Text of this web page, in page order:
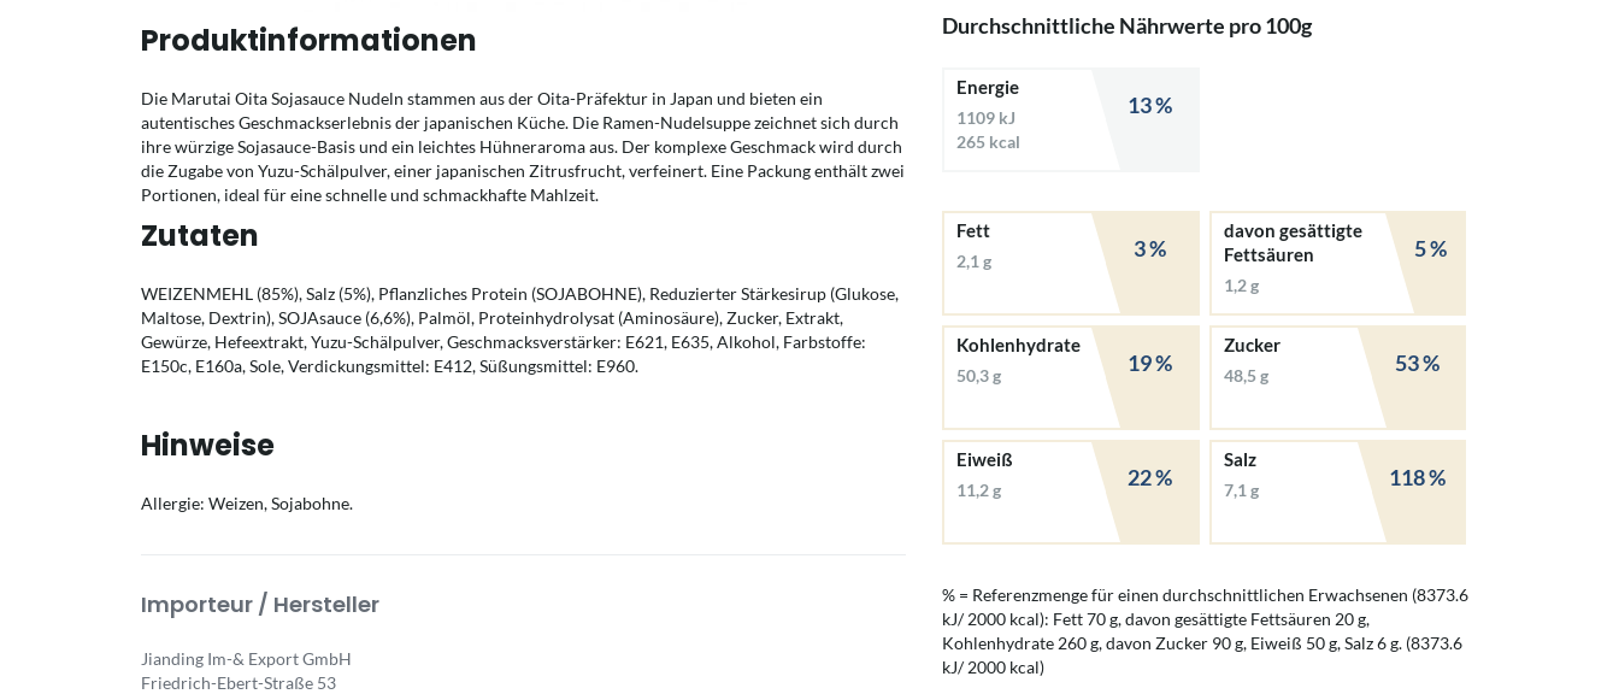
Produktinformationen
Die Marutai Oita Sojasauce Nudeln stammen aus der Oita-Präfektur in Japan und bieten ein
autentisches Geschmackserlebnis der japanischen Küche. Die Ramen-Nudelsuppe zeichnet sich durch
ihre würzige Sojasauce-Basis und ein leichtes Hühneraroma aus. Der komplexe Geschmack wird durch
die Zugabe von Yuzu-Schälpulver, einer japanischen Zitrusfrucht, verfeinert. Eine Packung enthält zwei
Portionen, ideal für eine schnelle und schmackhafte Mahlzeit.
Zutaten
WEIZENMEHL (85%), Salz (5%), Pflanzliches Protein (SOJABOHNE), Reduzierter Stärkesirup (Glukose,
Maltose, Dextrin), SOJAsauce (6,6%), Palmöl, Proteinhydrolysat (Aminosäure), Zucker, Extrakt,
Gewürze, Hefeextrakt, Yuzu-Schälpulver, Geschmacksverstärker: E621, E635, Alkohol, Farbstoffe:
E150c, E160a, Sole, Verdickungsmittel: E412, Süßungsmittel: E960.
Hinweise
Allergie: Weizen, Sojabohne.
Importeur / Hersteller
Jianding Im-& Export GmbH
Friedrich-Ebert-Straße 53
Durchschnittliche Nährwerte pro 100g
Energie
1109 kJ
265 kcal
13 %
Fett
2,1 g 3 %
davon gesättigte
Fettsäuren
1,2 g
5 %
Kohlenhydrate
50,3 g 19 %
Zucker
48,5 g 53 %
Eiweiß
11,2 g 22 %
Salz
7,1 g 118 %
% = Referenzmenge für einen durchschnittlichen Erwachsenen (8373.6
kJ/ 2000 kcal): Fett 70 g, davon gesättigte Fettsäuren 20 g,
Kohlenhydrate 260 g, davon Zucker 90 g, Eiweiß 50 g, Salz 6 g. (8373.6
kJ/ 2000 kcal)